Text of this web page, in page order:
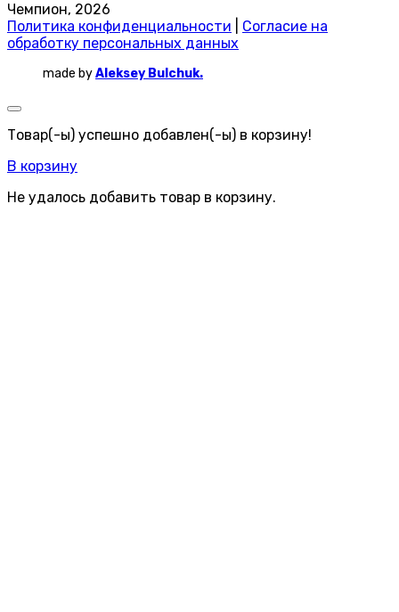
Чемпион, 2026
Политика конфиденциальности
Согласие на
обработку персональных данных
made byAleksey Bulchuk.
Товар(-ы) успешно добавлен(-ы) в корзину!
В корзину
Не удалось добавить товар в корзину.